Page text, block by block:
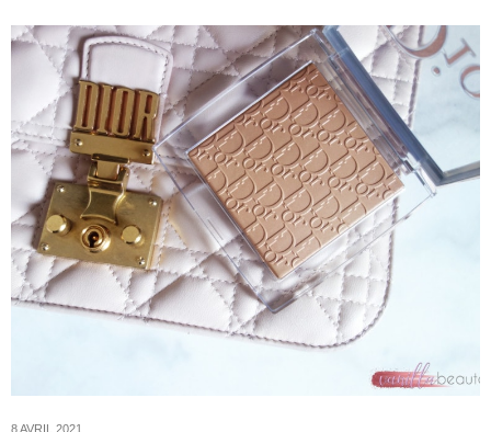
8 AVRIL 2021